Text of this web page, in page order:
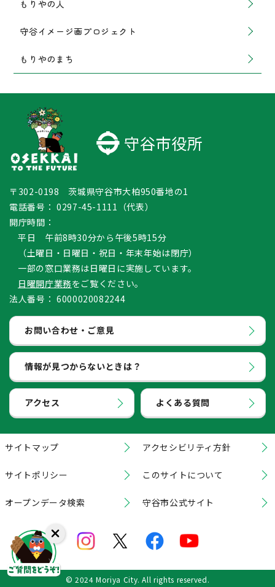
もりやの人
守谷イメージ画プロジェクト
もりやのまち
守谷市役所
〒302-0198 茨城県守谷市大柏950番地の1
電話番号： 0297-45-1111（代表）
開庁時間：
平日 午前8時30分から午後5時15分
（土曜日・日曜日・祝日・年末年始は閉庁）
一部の窓口業務は日曜日に実施しています。
日曜開庁業務をご覧ください。
法人番号： 6000020082244
お問い合わせ・ご意見
情報が見つからないときは？
アクセス よくある質問
サイトマップ アクセシビリティ方針
サイトポリシー このサイトについて
オープンデータ検索 守谷市公式サイト
© 2024 Moriya City. All rights reserved.